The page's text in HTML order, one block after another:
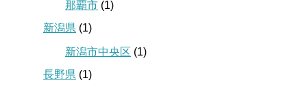
那覇市 (1)
新潟県 (1)
新潟市中央区 (1)
長野県 (1)